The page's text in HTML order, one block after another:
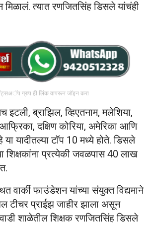
मिळालं. त्यात रणजितसिंह डिसले यांचंही
ग्रुप ही लिंक वापरून जॉइन करा
इटली, ब्राझिल, व्हिएतनाम, मलेशिया,
आफ्रिका, दक्षिण कोरिया, अमेरिका आणि
यादीतल्या टॉप 10 मध्ये होते. डिसले
शिक्षकांना प्रत्येकी जवळपास 40 लाख
वार्की फाउंडेशन यांच्या संयुक्त विद्यमाने
टीचर प्राईझ जाहीर झाला असून
शाळेतील शिक्षक रणजितसिंह डिसले